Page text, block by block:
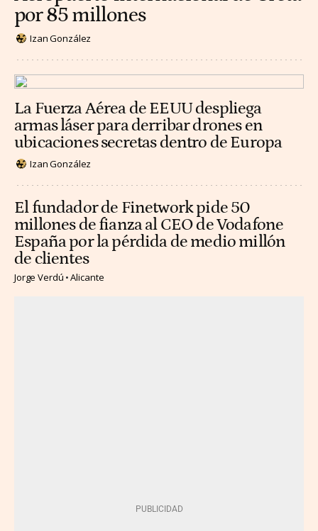
por 85 millones
Izan González
La Fuerza Aérea de EEUU despliega
armas láser para derribar drones en
ubicaciones secretas dentro de Europa
Izan González
El fundador de Finetwork pide 50
millones de fianza al CEO de Vodafone
España por la pérdida de medio millón
de clientes
Jorge Verdú Alicante